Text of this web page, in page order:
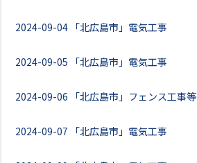
2024-09-04 「北広島市」電気工事
2024-09-05 「北広島市」電気工事
2024-09-06 「北広島市」フェンス工事等
2024-09-07 「北広島市」電気工事